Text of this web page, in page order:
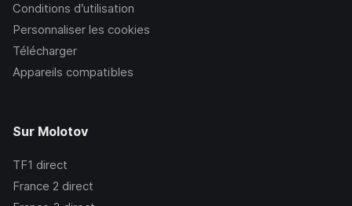
Conditions d’utilisation
Personnaliser les cookies
Télécharger
Appareils compatibles
Sur Molotov
TF1 direct
France 2 direct